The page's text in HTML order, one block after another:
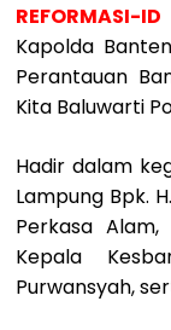
REFORMASI-ID
Kapolda
Perantauan
Kita Baluwarti
Hadir dalam
Lampung Bpk.
Perkasa
Kepala
Purwansyah,